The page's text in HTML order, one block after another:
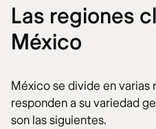
Las regiones
México
México se divide en
responden a su variedad
son las siguientes.